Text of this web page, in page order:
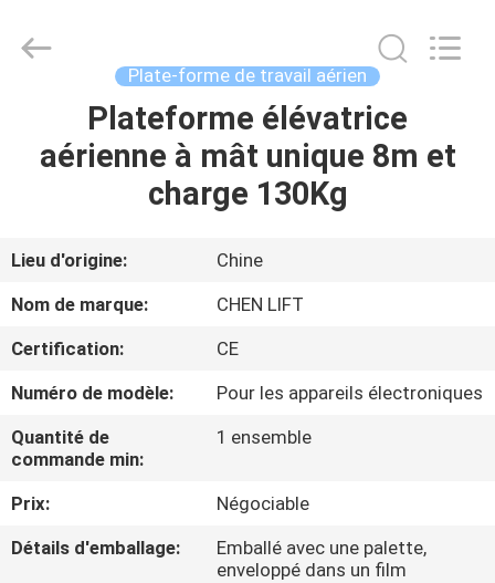
PRODUITS
À
DE
NOUS
VISITE
DE
MACHINERY
Plate-forme de travail aérien
Plateforme élévatrice
aérienne à mât unique 8m et
charge 130Kg
Lieu d'origine:
Chine
Nom de marque:
CHEN LIFT
Certification:
CE
Numéro de modèle:
Pour les appareils électroniques
Quantité de
commande min:
1 ensemble
Prix:
Négociable
Détails d'emballage:
Emballé avec une palette,
enveloppé dans un film